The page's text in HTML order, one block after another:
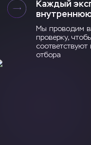
Каждый
Мы проводим
проверку,
отбора